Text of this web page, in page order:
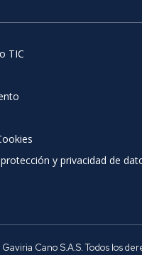
TIC
y privacidad de
Cano S.A.S. Todos los